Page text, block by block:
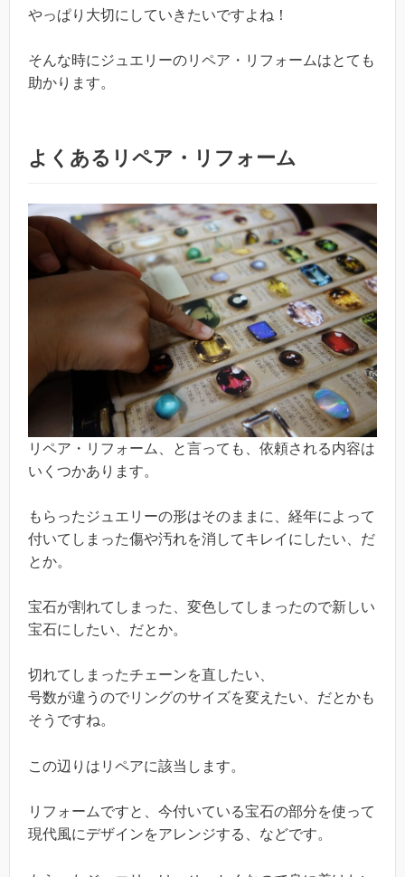
やっぱり大切にしていきたいですよね！
そんな時にジュエリーのリペア・リフォームはとても
助かります。
よくあるリペア・リフォーム
リペア・リフォーム、と言っても、依頼される内容は
いくつかあります。
もらったジュエリーの形はそのままに、経年によって
付いてしまった傷や汚れを消してキレイにしたい、だ
とか。
宝石が割れてしまった、変色してしまったので新しい
宝石にしたい、だとか。
切れてしまったチェーンを直したい、
号数が違うのでリングのサイズを変えたい、だとかも
そうですね。
この辺りはリペアに該当します。
リフォームですと、今付いている宝石の部分を使って
現代風にデザインをアレンジする、などです。